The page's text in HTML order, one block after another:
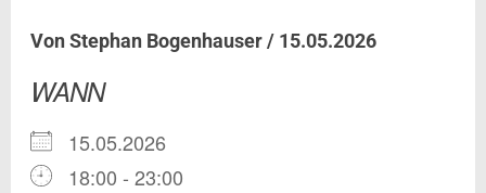
VonStephan Bogenhauser/ 15.05.2026
WANN
15.05.2026
18:00 - 23:00